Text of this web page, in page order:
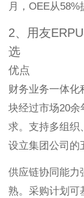
月，OEE从58%
2、用友
选
优点
财务业务一体化
块经过市场20
求。支持多组织
设立集团公司的
供应链协同能力
熟。采购计划可